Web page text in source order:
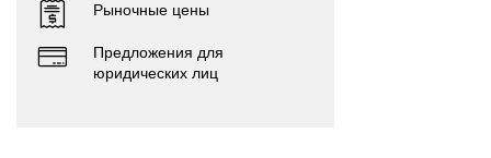
Рыночные цены
Предложения для
юридических лиц